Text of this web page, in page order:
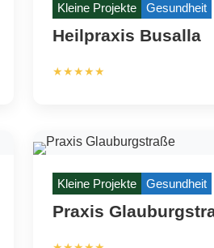
Kleine Projekte Gesundheit
Heilpraxis Busalla
★★★★★
Kleine Projekte Gesundheit
Praxis